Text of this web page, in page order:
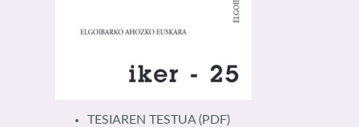
TESIAREN TESTUA(PDF)